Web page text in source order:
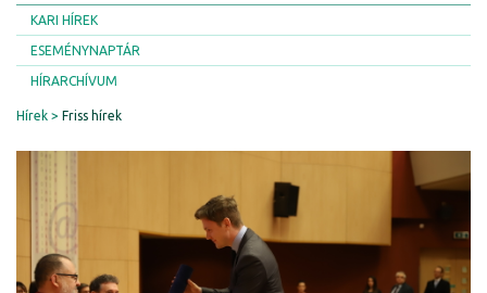
KARI HÍREK
ESEMÉNYNAPTÁR
HÍRARCHÍVUM
Hírek Friss hírek